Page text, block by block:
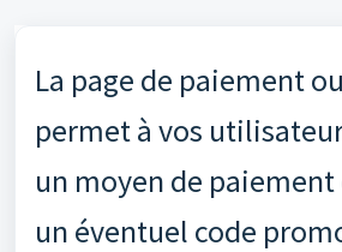
La page de paiement
permet à vos
un moyen de
un éventuel code